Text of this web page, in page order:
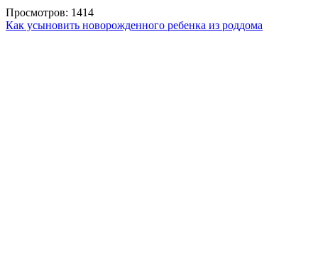
Просмотров: 1414
Как усыновить новорожденного ребенка из роддома